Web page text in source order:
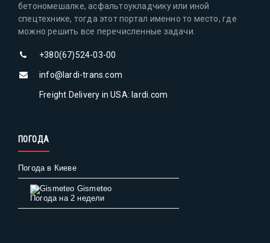
бетономешалке, асфальтоукладчику или иной
спецтехнике, тогда этот портал именно то место, где
можно решить все перечисленные задачи.
+380(67)524-03-00
info@lardi-trans.com
Freight Delivery in USA: lardi.com
ПОГОДА
Погода в Киеве
Gismeteo
Погода на 2 недели